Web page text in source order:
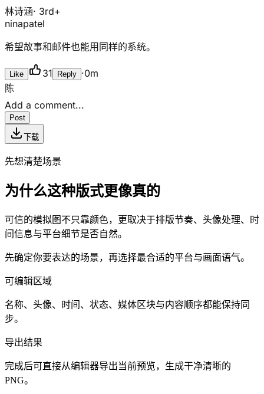
林诗涵· 3rd+
ninapatel
希望故事和邮件也能用同样的系统。
Like 31 Reply ·0m
陈
Add a comment...
Post
下载
先想清楚场景
为什么这种版式更像真的
可信的模拟图不只靠颜色，更取决于排版节奏、头像处理、时
间信息与平台细节是否自然。
先确定你要表达的场景，再选择最合适的平台与画面语气。
可编辑区域
名称、头像、时间、状态、媒体区块与内容顺序都能保持同
步。
导出结果
完成后可直接从编辑器导出当前预览，生成干净清晰的
PNG。